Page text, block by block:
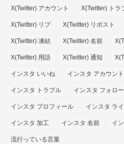
X(Twitter) アカウント X(Twitter) トラ
X(Twitter) リプ X(Twitter) リポスト
X(Twitter) 凍結 X(Twitter) 名前
X(Twitter) 用語 X(Twitter) 通知
インスタ いいね インスタ アカウント
インスタ トラブル インスタ フォロー
インスタ プロフィール インスタ ラ
インスタ 加工 インスタ 名前 イ
流行っている言葉